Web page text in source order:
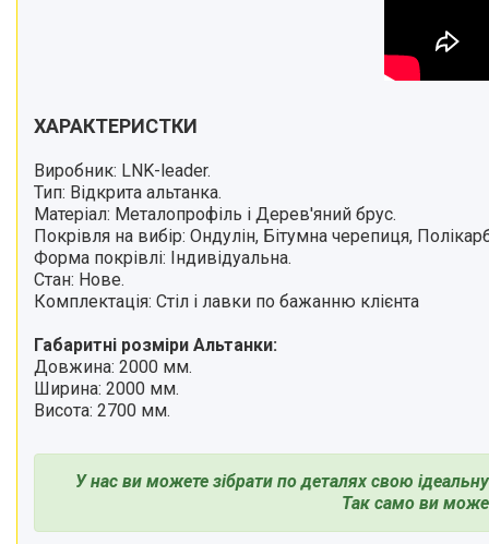
ХАРАКТЕРИСТКИ
Виробник: LNK-leader.
Тип: Відкрита альтанка.
Матеріал: Металопрофіль і Дерев'яний брус.
Покрівля на вибір: Ондулін, Бітумна черепиця,
Форма покрівлі: Індивідуальна.
Стан: Нове.
Комплектація: Стіл і лавки по бажанню клієнта
Габаритні розміри Альтанки:
Довжина: 2000 мм.
Ширина: 2000 мм.
Висота: 2700 мм.
У нас ви можете зібрати по деталях свою
Так само ви